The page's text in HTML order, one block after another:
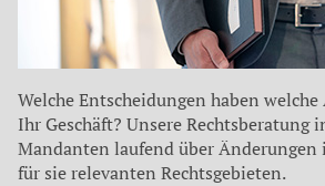
Welche Entscheidungen haben
Ihr Geschäft? Unsere Rechtsberatung
Mandanten laufend über Änderungen
für sie relevanten Rechtsgebieten.